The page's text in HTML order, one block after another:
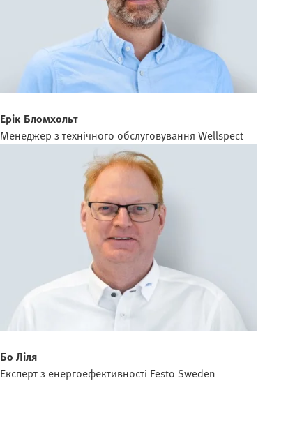
Ерік Бломхольт
Менеджер з технічного обслуговування Wellspect
Бо Ліля
Експерт з енергоефективності Festo Sweden